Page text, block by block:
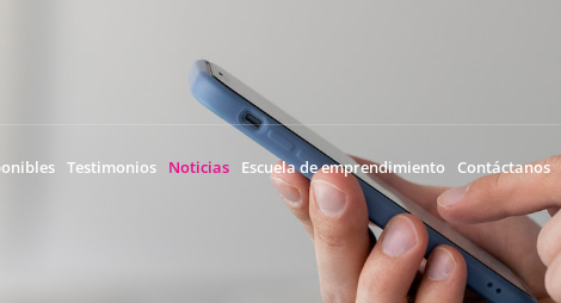
Testimonios Noticias Escuela de emprendimiento Contáctanos